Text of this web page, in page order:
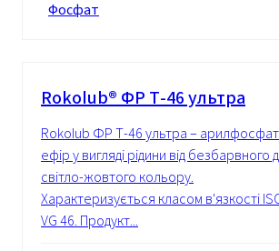
Фосфат
Rokolub® ФР Т-46 ультра
Rokolub ФР Т-46 ультра –
ефір у вигляді рідини від безбарвного
світло-жовтого кольору.
Характеризується класом в'язкості
VG 46. Продукт...